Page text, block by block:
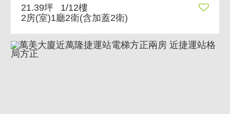
21.39坪
1/12樓
2房(室)1廳2衛(含加蓋2衛)